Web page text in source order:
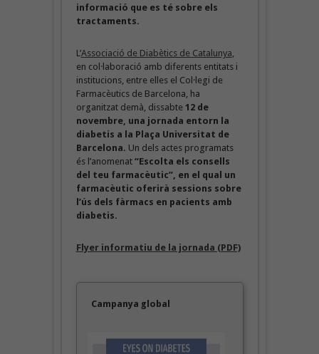
informació que es té sobre els
tractaments.
L’Associació de Diabètics de Catalunya
en col·laboració amb diferents entitats i
institucions, entre elles el Col·legi de
Farmacèutics de Barcelona, ha
organitzat demà, dissabte 12 de
novembre, una jornada entorn la
diabetis a la Plaça Universitat de
Barcelona. Un dels actes programats
és l’anomenat “Escolta els consells
del teu farmacèutic”, en el qual un
farmacèutic oferirà sessions sobre
l’ús dels fàrmacs en pacients amb
diabetis.
Flyer informatiu de la jornada (PDF)
Campanya global